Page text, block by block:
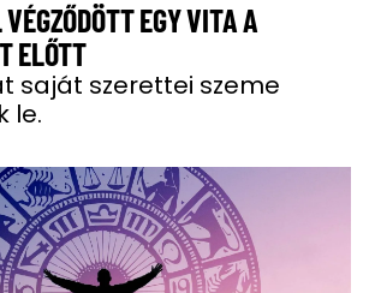
EGY VITA A
ELŐTT
saját szerettei szeme
le.